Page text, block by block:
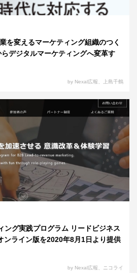
を変えるマーケティング組織のつく
デジタルマーケティングへ変革す
by Nexal広報、上島千鶴
グ実践プログラム リードビジネス
ライン版を2020年8⽉1⽇より提供
by Nexal広報、ニコライ